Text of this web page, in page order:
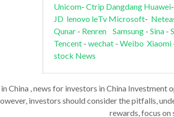
Unicom- Ctrip Dangdang Huawei-
JD lenovo leTv Microsoft-
Qunar- Renren Samsung- Sina-
Tencent- wechat - Weibo Xiaomi
stock News
in China , news for investors in China Investment
investors should consider the pitfalls,
rewards, focus